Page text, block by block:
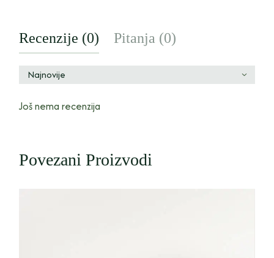
Recenzije (0) Pitanja (0)
Najnovije
Još nema recenzija
Povezani Proizvodi